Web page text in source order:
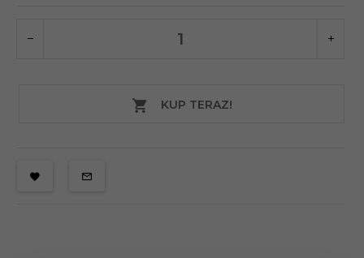
KUP TERAZ!